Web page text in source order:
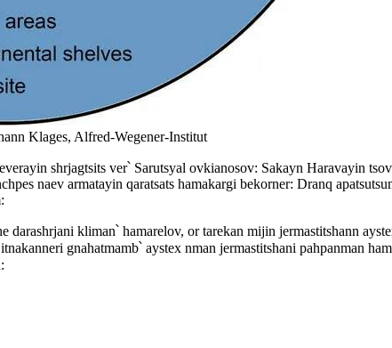
Klages, Alfred-Wegener-Institut
shrjagtsits ver՝ Sarutsyal ovkianosov: Sakayn Haravayin
naev armatayin qaratsats hamakargi bekorner: Dranq
kliman՝ hamarelov, or tarekan mijin jermastitshann
gnahatmamb՝ aystex nman jermastitshani pahpanman